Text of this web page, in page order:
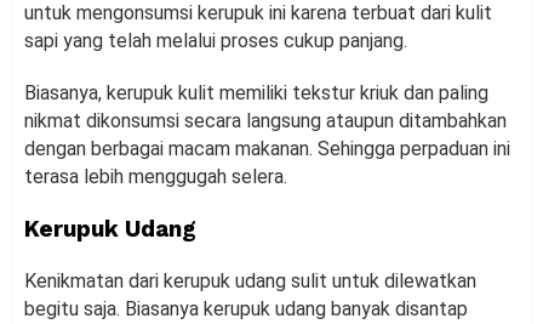
untuk mengonsumsi kerupuk ini karena terbuat dari kulit
sapi yang telah melalui proses cukup panjang.
Biasanya, kerupuk kulit memiliki tekstur kriuk dan paling
nikmat dikonsumsi secara langsung ataupun ditambahkan
dengan berbagai macam makanan. Sehingga perpaduan ini
terasa lebih menggugah selera.
Kerupuk Udang
Kenikmatan dari kerupuk udang sulit untuk dilewatkan
begitu saja. Biasanya kerupuk udang banyak disantap